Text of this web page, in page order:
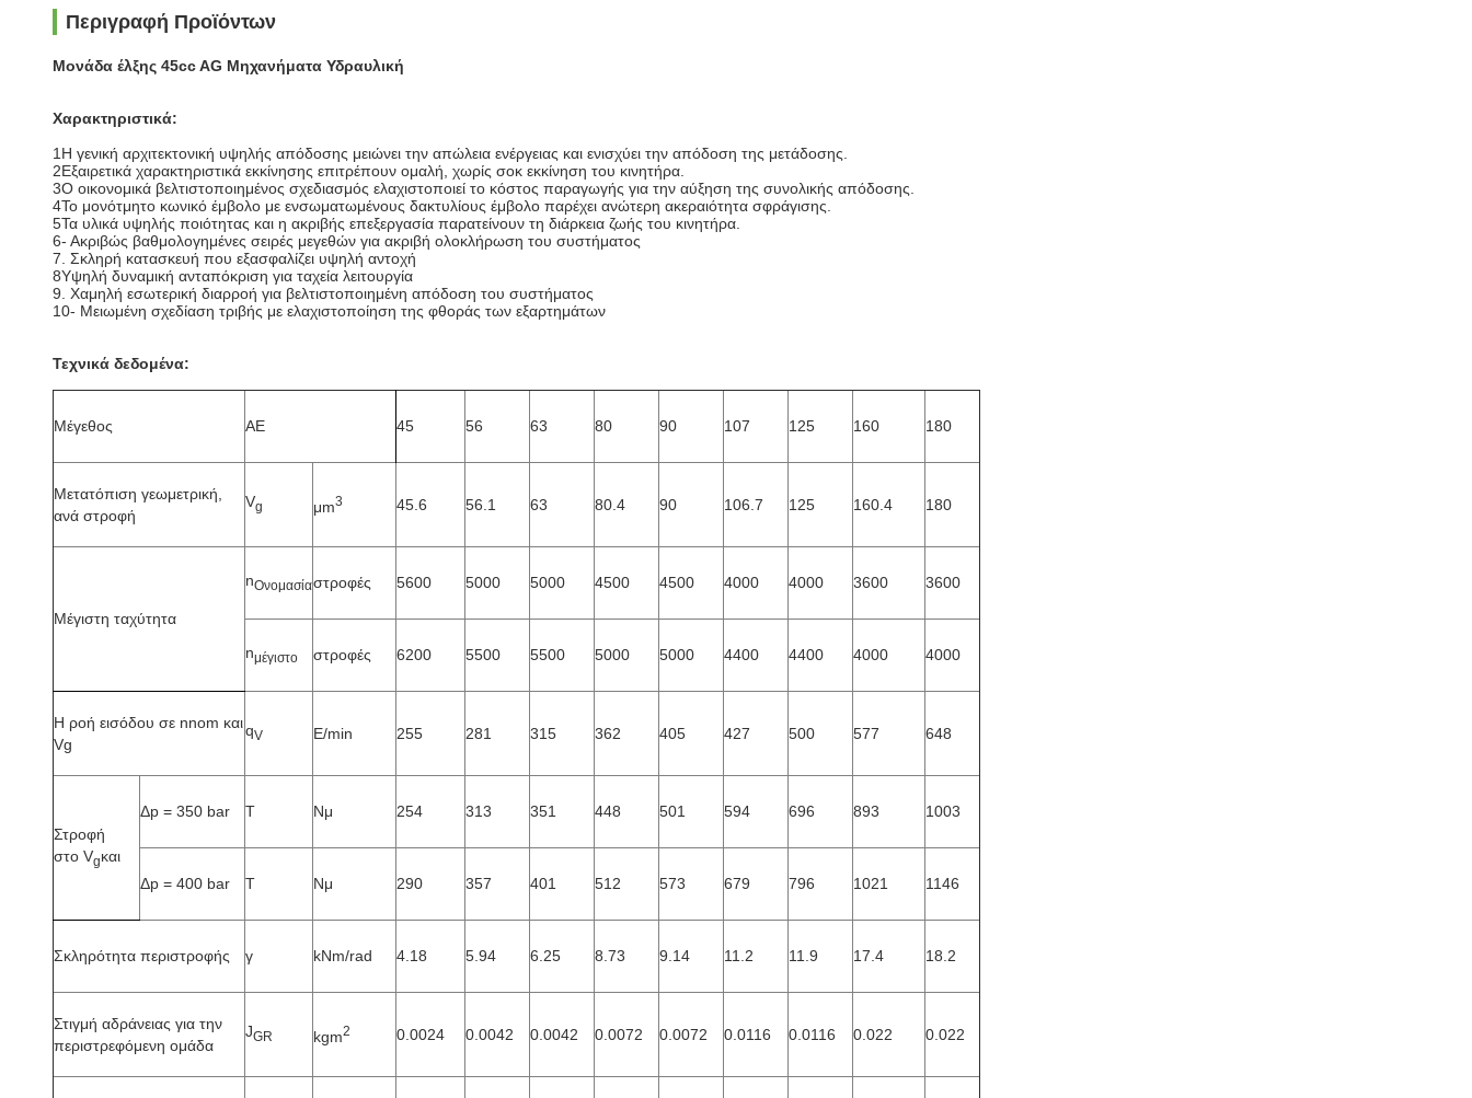
Περιγραφή Προϊόντων
Μονάδα έλξης 45cc AG Μηχανήματα Υδραυλική
Χαρακτηριστικά:
1Η γενική αρχιτεκτονική υψηλής απόδοσης μειώνει την απώλεια ενέργειας και ενισχύει την απόδοση της μετάδοσης.
2Εξαιρετικά χαρακτηριστικά εκκίνησης επιτρέπουν ομαλή, χωρίς σοκ εκκίνηση του κινητήρα.
3Ο οικονομικά βελτιστοποιημένος σχεδιασμός ελαχιστοποιεί το κόστος παραγωγής για την αύξηση της συνολικής απόδοσης.
4Το μονότμητο κωνικό έμβολο με ενσωματωμένους δακτυλίους έμβολο παρέχει ανώτερη ακεραιότητα σφράγισης.
5Τα υλικά υψηλής ποιότητας και η ακριβής επεξεργασία παρατείνουν τη διάρκεια ζωής του κινητήρα.
6- Ακριβώς βαθμολογημένες σειρές μεγεθών για ακριβή ολοκλήρωση του συστήματος
7. Σκληρή κατασκευή που εξασφαλίζει υψηλή αντοχή
8Υψηλή δυναμική ανταπόκριση για ταχεία λειτουργία
9. Χαμηλή εσωτερική διαρροή για βελτιστοποιημένη απόδοση του συστήματος
10- Μειωμένη σχεδίαση τριβής με ελαχιστοποίηση της φθοράς των εξαρτημάτων
Τεχνικά δεδομένα:
Μέγεθος ΑΕ 45 56 63 80 90 107 125 160 180
Μετατόπιση γεωμετρική,
ανά στροφή
Vg μm3 45.6 56.1 63 80.4 90 106.7 125 160.4 180
Μέγιστη ταχύτητα
nΟνομασίαστροφές 5600 5000 5000 4500 4500 4000 4000 3600 3600
nμέγιστο στροφές 6200 5500 5500 5000 5000 4400 4400 4000 4000
Η ροή εισόδου σε nnom και
Vg
qV Ε/min 255 281 315 362 405 427 500 577 648
Στροφή
στο Vgκαι
Δp = 350 bar Τ Νμ 254 313 351 448 501 594 696 893 1003
Δp = 400 bar Τ Νμ 290 357 401 512 573 679 796 1021 1146
Σκληρότητα περιστροφής γ kNm/rad 4.18 5.94 6.25 8.73 9.14 11.2 11.9 17.4 18.2
Στιγμή αδράνειας για την
περιστρεφόμενη ομάδα
JGR kgm2 0.0024 0.0042 0.0042 0.0072 0.0072 0.0116 0.0116 0.022 0.022